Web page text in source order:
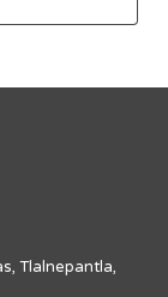
Tlalnepantla,